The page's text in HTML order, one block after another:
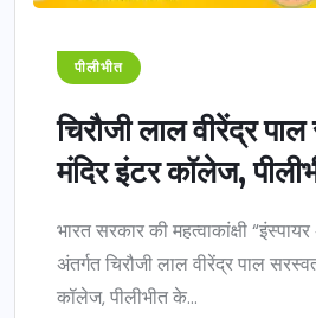
पीलीभीत
चिरौजी लाल वीरेंद्र पाल
मंदिर इंटर कॉलेज,
भारत सरकार की महत्वाकांक्षी
अंतर्गत चिरौजी लाल वीरेंद्र पाल
कॉलेज, पीलीभीत के...